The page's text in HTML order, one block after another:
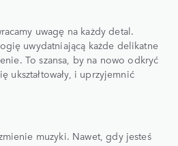
uwagę na każdy detal.
uwydatniającą każde delikatne
To szansa, by na nowo odkryć
ukształtowały, i uprzyjemnić
muzyki. Nawet, gdy jesteś